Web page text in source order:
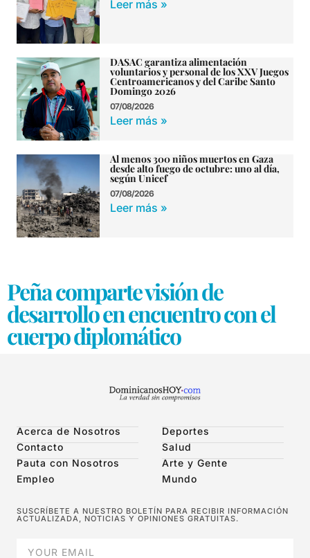
Leer más »
DASAC garantiza alimentación
voluntarios y personal de los XXV Juegos
Centroamericanos y del Caribe Santo
Domingo 2026
07/08/2026
Leer más »
Al menos 300 niños muertos en Gaza
desde alto fuego de octubre: uno al día,
según Unicef
07/08/2026
Leer más »
Peña comparte visión de
desarrollo en encuentro con el
cuerpo diplomático
Acerca de Nosotros
Contacto
Pauta con Nosotros
Empleo
Deportes
Salud
Arte y Gente
Mundo
SUSCRÍBETE A NUESTRO BOLETÍN PARA RECIBIR INFORMACIÓN
ACTUALIZADA, NOTICIAS Y OPINIONES GRATUITAS.